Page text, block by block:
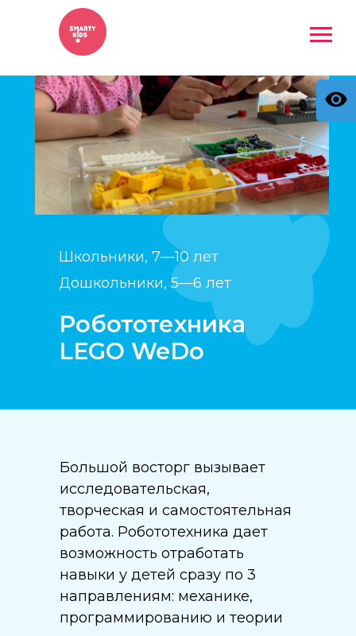
Школьники, 7—10 лет
Робототехника
LEGO WeDo
Дошкольники, 5—6 лет
Большой восторг вызывает
исследовательская,
творческая и самостоятельная
работа. Робототехника дает
возможность отработать
навыки у детей сразу по 3
направлениям: механике,
программированию и теории